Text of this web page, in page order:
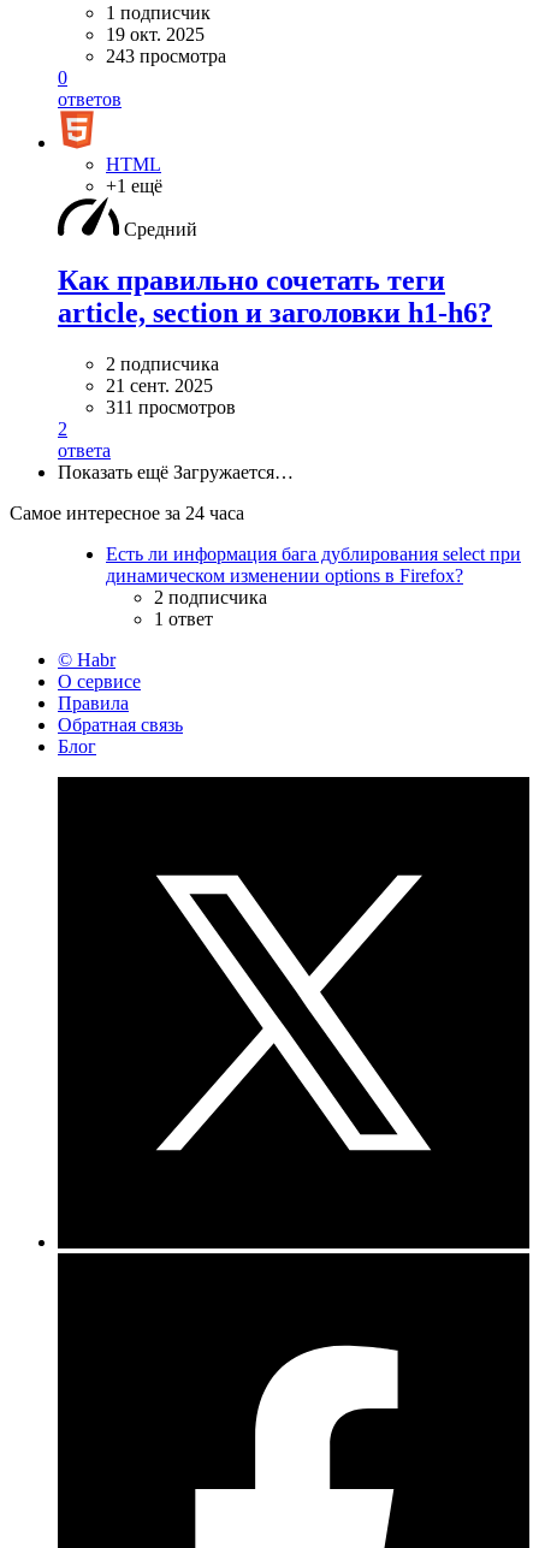
1 подписчик
19 окт. 2025
243 просмотра
0
ответов
HTML
+1 ещё
Средний
Как правильно сочетать теги
article, section и заголовки h1-h6?
2 подписчика
21 сент. 2025
311 просмотров
2
ответа
Показать ещё Загружается…
Самое интересное за 24 часа
Есть ли информация бага дублирования select при
динамическом изменении options в Firefox?
2 подписчика
1 ответ
© Habr
О сервисе
Правила
Обратная связь
Блог